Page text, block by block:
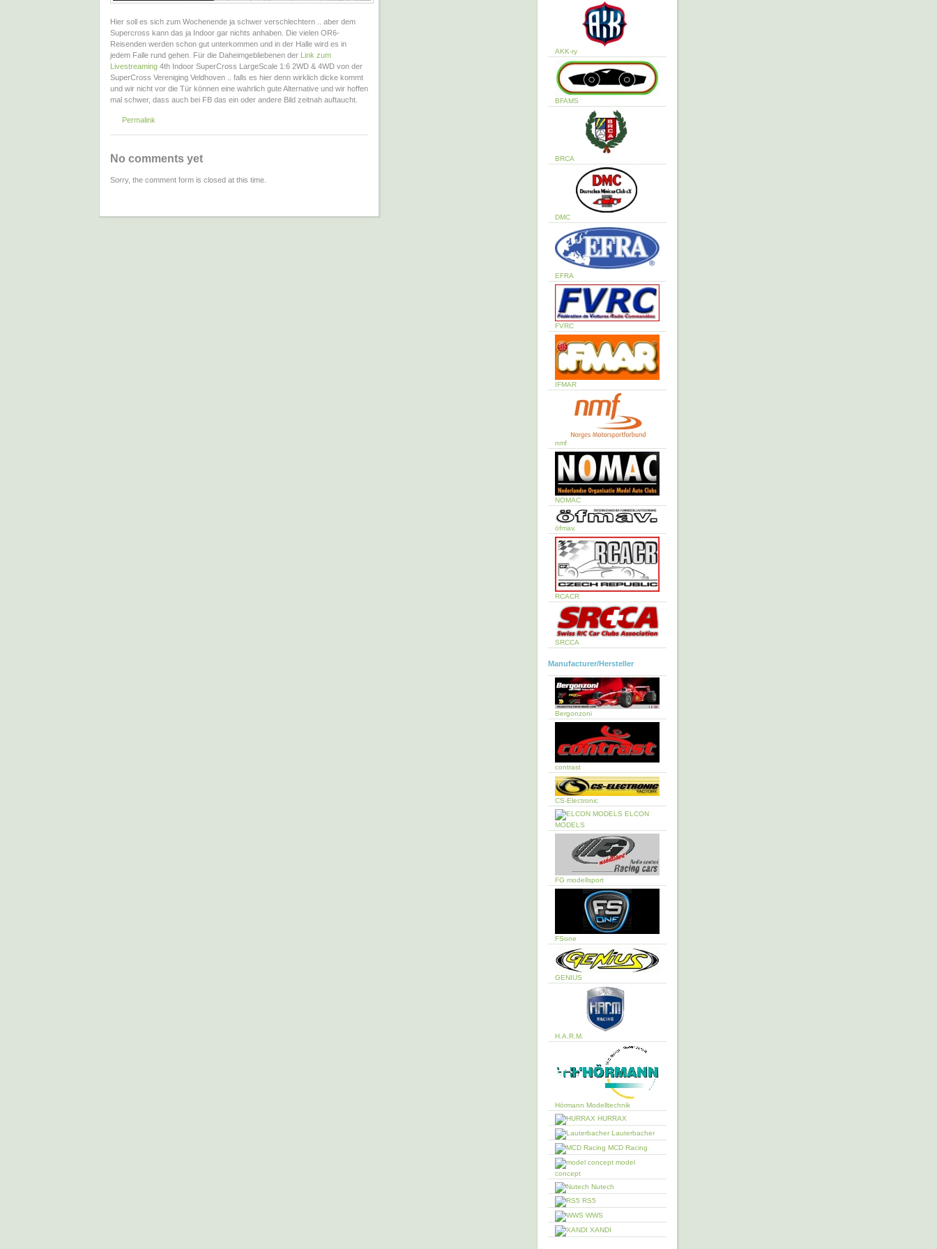
Hier soll es sich zum Wochenende ja schwer verschlechtern .. aber dem
Supercross kann das ja Indoor gar nichts anhaben. Die vielen OR6-
Reisenden werden schon gut unterkommen und in der Halle wird es in
jedem Falle rund gehen. Für die Daheimgebliebenen der Link zum
Livestreaming 4th Indoor SuperCross LargeScale 1:6 2WD & 4WD von der
SuperCross Vereniging Veldhoven .. falls es hier denn wirklich dicke kommt
und wir nicht vor die Tür können eine wahrlich gute Alternative und wir hoffen
mal schwer, dass auch bei FB das ein oder andere Bild zeitnah auftaucht.
Permalink
No comments yet
Sorry, the comment form is closed at this time.
AKK-ry
BFAMS
BRCA
DMC
EFRA
FVRC
IFMAR
nmf
NOMAC
öfmav.
RCACR
SRCCA
Manufacturer/Hersteller
Bergonzoni
contrast
CS-Electronic
ELCON
MODELS
FG modellsport
FSone
GENIUS
H.A.R.M.
Hörmann Modelltechnik
HURRAX
Lauterbacher
MCD Racing
model
concept
Nutech
RS5
WWS
XANDI